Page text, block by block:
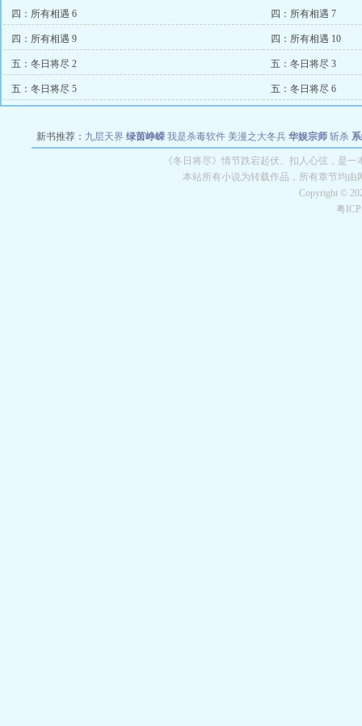
四：所有相遇 6 四：所有相遇 7
四：所有相遇 9 四：所有相遇 10
五：冬日将尽 2 五：冬日将尽 3
五：冬日将尽 5 五：冬日将尽 6
新书推荐： 九层天界 绿茵峥嵘 我是杀毒软件 美漫之大冬兵 华娱宗师 斩杀
教练万岁 都市全能巨星 绝对交易 全职武神 位面复
《冬日将尽》情节跌宕起伏、扣人心弦，是
本站所有小说为转载作品，所有章节均
Copyright ©
粤